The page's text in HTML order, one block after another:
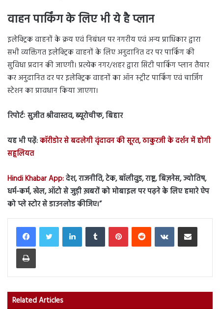
वाहन पार्किंग के लिए भी ये है प्लान
इलेक्ट्रिक वाहनों के क्रय एवं निबंधन पर नगरीय एवं अन्य प्राधिकार द्वारा
सभी व्यक्तिगत इलेक्ट्रिक वाहनों के लिए अनुदानित दर पर पार्किंग की
सुविधा प्रदान की जाएगी। प्रत्येक नगर/शहर द्वारा सिटी पार्किंग प्लान तैयार
कर अनुदानित दर पर इलेक्ट्रिक वाहनों का ऑन स्ट्रीट पार्किंग एवं चार्जिंग
स्टेशन का प्रावधान किया जाएगा।
रिपोर्टः सुजीत श्रीवास्तव, ब्यूरोचीफ, बिहार
यह भी पढ़ें:कॉरीडोर से बदलेगी वृंदावन की सूरत, ठाकुरजी के दर्शन में होगी
सहूलियत
Hindi Khabar App:देश, राजनीति, टेक, बॉलीवुड, राष्ट्र, बिज़नेस, ज्योतिष,
धर्म-कर्म, खेल, ऑटो से जुड़ी ख़बरों को मोबाइल पर पढ़ने के लिए हमारे ऐप
को प्ले स्टोर से डाउनलोड कीजिए।”
LinkedInTumblr PinterestReddit VKontakteShare via Email
Print
Related Articles